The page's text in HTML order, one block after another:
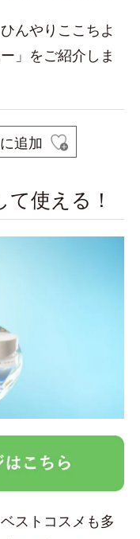
んやりここちよ
」をご紹介しま
追加
使える！
ストコスメも多